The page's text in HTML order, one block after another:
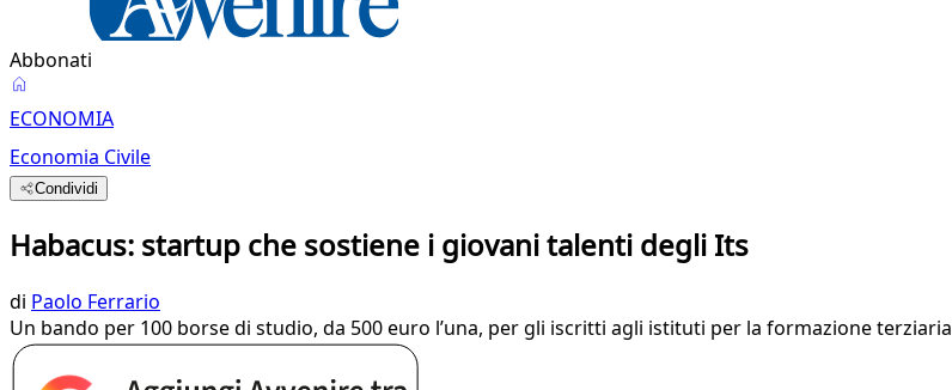
Abbonati
ECONOMIA
Economia Civile
Condividi
Habacus: startup che sostiene i giovani talenti degli Its
di Paolo Ferrario
Un bando per 100 borse di studio, da 500 euro l’una, per gli iscritti agli istituti per la formazione terziaria